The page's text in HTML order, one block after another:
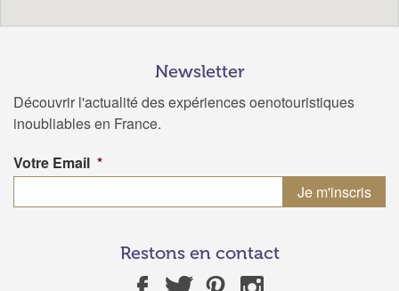
Newsletter
Découvrir l'actualité des expériences oenotouristiques
inoubliables en France.
Votre Email *
Restons en contact